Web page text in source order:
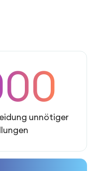
unnötiger